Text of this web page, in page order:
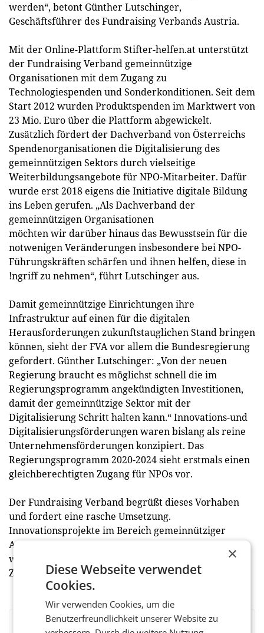
werden“, betont Günther Lutschinger,
Geschäftsführer des Fundraising Verbands Austria.
Mit der Online-Plattform Stifter-helfen.at unterstützt
der Fundraising Verband gemeinnützige
Organisationen mit dem Zugang zu
Technologiespenden und Sonderkonditionen. Seit dem
Start 2012 wurden Produktspenden im Marktwert von
23 Mio. Euro über die Plattform abgewickelt.
Zusätzlich fördert der Dachverband von Österreichs
Spendenorganisationen die Digitalisierung des
gemeinnützigen Sektors durch vielseitige
Weiterbildungsangebote für NPO-Mitarbeiter. Dafür
wurde erst 2018 eigens die Initiative digitale Bildung
ins Leben gerufen. „Als Dachverband der
gemeinnützigen Organisationen
möchten wir darüber hinaus das Bewusstsein für die
notwenigen Veränderungen insbesondere bei NPO-
Führungskräften schärfen und ihnen helfen, diese in
!ngriff zu nehmen“, führt Lutschinger aus.
Damit gemeinnützige Einrichtungen ihre
Infrastruktur auf einen für die digitalen
Herausforderungen zukunftstauglichen Stand bringen
können, sieht der FVA vor allem die Bundesregierung
gefordert. Günther Lutschinger: „Von der neuen
Regierung braucht es möglichst schnell die im
Regierungsprogramm angekündigten Investitionen,
damit der gemeinnützige Sektor mit der
Digitalisierung Schritt halten kann.“ Innovations-und
Digitalisierungsförderungen waren bislang als reine
Unternehmensförderungen konzipiert. Das
Regierungsprogramm 2020-2024 sieht erstmals einen
gleichberechtigten Zugang für NPOs vor.
Der Fundraising Verband begrüßt dieses Vorhaben
und fordert eine rasche Umsetzung.
Innovationsprojekte im Bereich gemeinnütziger
Arbeit sind von größter gesellschaftlicher Bedeutung,
was bei der Vergabe öffentlicher Förderungen in
Zukunft anerkannt werden muss. (red)
BEWERTEN SIE DIESEN ARTIKEL
×
Diese Webseite verwendet
Cookies.
Wir verwenden Cookies, um die
Benutzerfreundlichkeit unserer Website zu